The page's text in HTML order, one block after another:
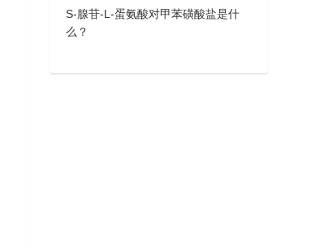
S-腺苷-L-蛋氨酸对甲苯磺酸盐是什
么？